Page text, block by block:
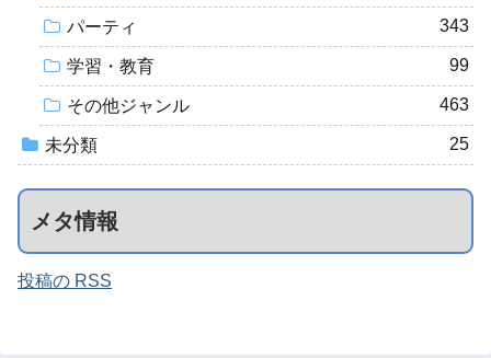
パーティ 343
学習・教育 99
その他ジャンル 463
未分類 25
メタ情報
投稿の RSS